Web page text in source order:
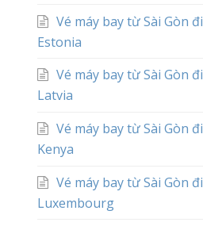
Vé máy bay từ Sài Gòn đi
Estonia
Vé máy bay từ Sài Gòn đi
Latvia
Vé máy bay từ Sài Gòn đi
Kenya
Vé máy bay từ Sài Gòn đi
Luxembourg